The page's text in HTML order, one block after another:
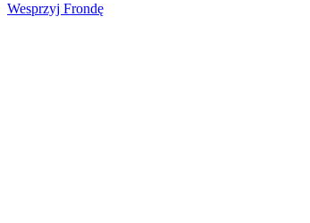
Wesprzyj Frondę